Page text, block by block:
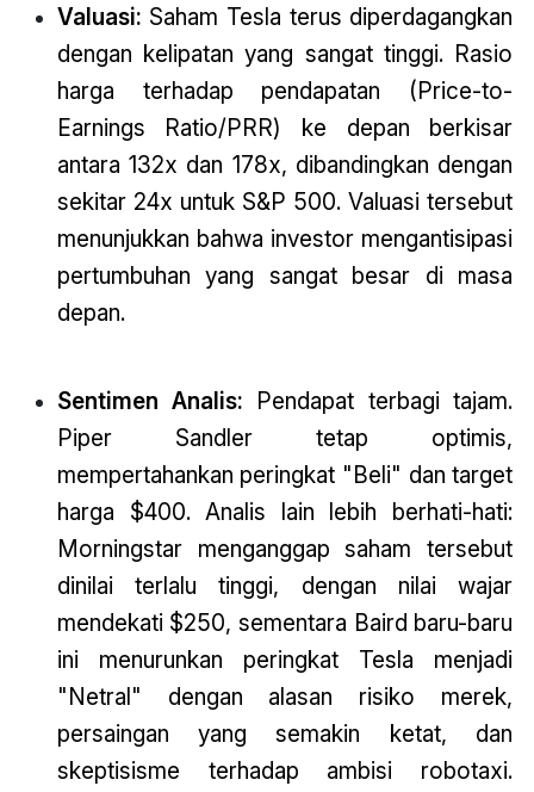
Valuasi: Saham Tesla terus diperdagangkan
dengan kelipatan yang sangat tinggi. Rasio
harga terhadap pendapatan (Price-to-
Earnings Ratio/PRR) ke depan berkisar
antara 132x dan 178x, dibandingkan dengan
sekitar 24x untuk S&P 500. Valuasi tersebut
menunjukkan bahwa investor mengantisipasi
pertumbuhan yang sangat besar di masa
depan.
Sentimen Analis: Pendapat terbagi tajam.
Piper Sandler tetap optimis,
mempertahankan peringkat "Beli" dan target
harga $400. Analis lain lebih berhati-hati:
Morningstar menganggap saham tersebut
dinilai terlalu tinggi, dengan nilai wajar
mendekati $250, sementara Baird baru-baru
ini menurunkan peringkat Tesla menjadi
"Netral" dengan alasan risiko merek,
persaingan yang semakin ketat, dan
skeptisisme terhadap ambisi robotaxi.